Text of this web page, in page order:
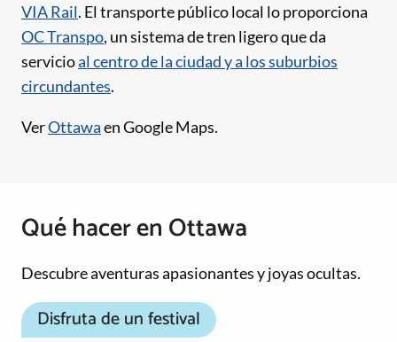
VIA Rail. El transporte público local lo proporciona
OC Transpo, un sistema de tren ligero que da
servicioal centro de la ciudad y a los suburbios
circundantes.
VerOttawaen Google Maps.
Qué hacer en Ottawa
Descubre aventuras apasionantes y joyas ocultas.
Disfruta de un festival